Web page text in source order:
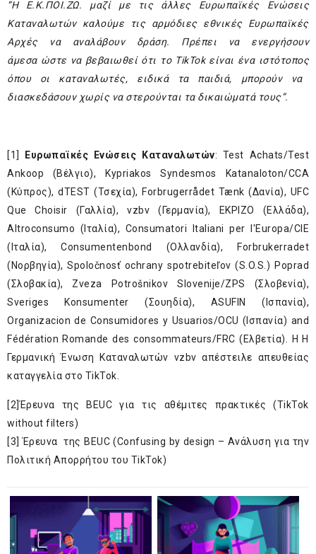
“Η Ε.Κ.ΠΟΙ.ΖΩ. μαζί με τις άλλες Ευρωπαϊκές Ενώσεις
Καταναλωτών καλούμε τις αρμόδιες εθνικές Ευρωπαϊκές
Αρχές να αναλάβουν δράση. Πρέπει να ενεργήσουν
άμεσα ώστε να βεβαιωθεί ότι το TikTok είναι ένα ιστότοπος
όπου οι καταναλωτές, ειδικά τα παιδιά, μπορούν να
διασκεδάσουν χωρίς να στερούνται τα δικαιώματά τους”.
[1] Ευρωπαϊκές Ενώσεις Καταναλωτών: Test Achats/Test
Ankoop (Βέλγιο), Kypriakos Syndesmos Katanaloton/CCA
(Κύπρος), dTEST (Τσεχία), Forbrugerrådet Tænk (Δανία), UFC
Que Choisir (Γαλλία), vzbv (Γερμανία), EKPIZO (Ελλάδα),
Altroconsumo (Iταλία), Consumatori Italiani per l'Europa/CIE
(Ιταλία), Consumentenbond (Ολλανδία), Forbrukerradet
(Nορβηγία), Spoločnosť ochrany spotrebiteľov (S.O.S.) Poprad
(Σλοβακία), Zveza Potrošnikov Slovenije/ZPS (Σλοβενία),
Sveriges Konsumenter (Σουηδία), ASUFIN (Ισπανία),
Organizacion de Consumidores y Usuarios/OCU (Ισπανία) and
Fédération Romande des consommateurs/FRC (Ελβετία). Η Η
Γερμανική Ένωση Καταναλωτών vzbv απέστειλε απευθείας
καταγγελία στο TikTok.
[2]Έρευνα της BEUC για τις αθέμιτες πρακτικές (TikTok
without filters)
[3]Έρευνα της BEUC (Confusing by design – Ανάλυση για την
Πολιτική Απορρήτου του TikTok)